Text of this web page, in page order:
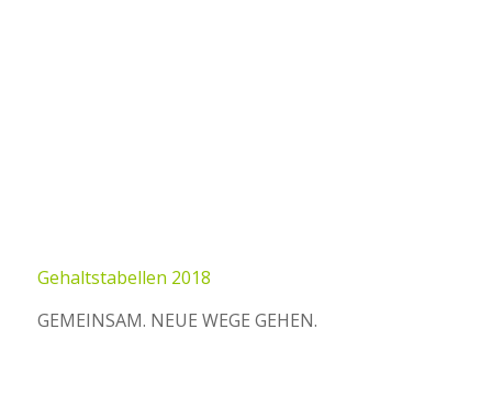
Gehaltstabellen 2018
GEMEINSAM. NEUE WEGE GEHEN.